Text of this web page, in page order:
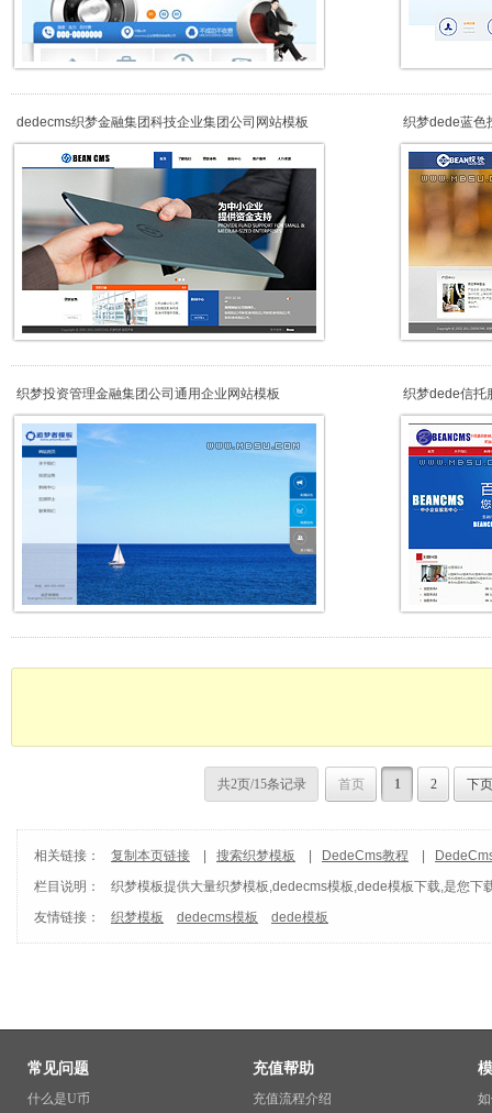
dedecms织梦金融集团科技企业集团公司网站模板 织梦dede蓝色
织梦投资管理金融集团公司通用企业网站模板 织梦dede信托
共2页/15条记录 首页 1 2 下页
相关链接： 复制本页链接 搜索织梦模板 DedeCms教程
栏目说明：
织梦模板提供大量织梦模板,dedecms模板,dede模板下载,是您
友情链接：
织梦模板 dedecms模板 dede模板
常见问题
什么是U币
充值帮助
充值流程介绍